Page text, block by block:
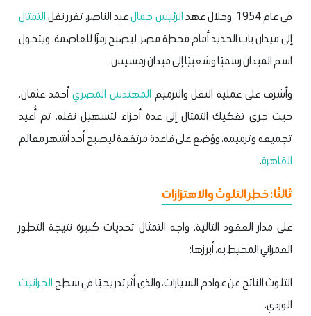
في عام 1954، وخلال عهد الرئيس جمالعبد الناصر، تقرر نقلالتمثال
إلى ميدان باب الحديد أمام محطة مصر، ليصبح رمزًا للعاصمة، ويتحول
اسم الميدان رسميًا وشعبيًا إلى ميدان رمسيس.
وأشرف على عملية النقل والترميم المهندس المصري أحمد عثمان،
حيث جرى تفكيك التمثال إلى عدة أجزاء لتسهيل نقله، ثم أُعيد
تجميعه وترميمه، ووُضع على قاعدة مرتفعة ليصبح أحد أشهر معالم
القاهرة.
ثالثًا: خطر التلوث والاهتزازات
على مدار العقود التالية، واجه التمثال تحديات كبيرة نتيجة التطور
العمراني المحيط به، أبرزها:
التلوث الناتج عن عوادم السيارات، والذي أثر تدريجيًا في سطح الجرانيت
الوردي.